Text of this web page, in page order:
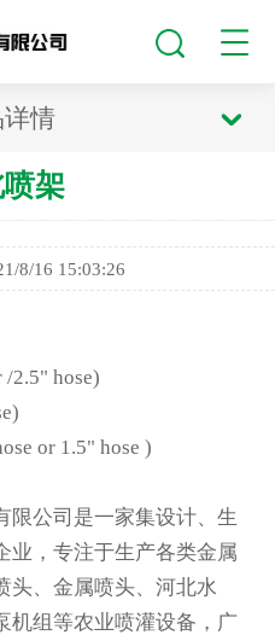
详情
架
8/16 15:03:26
2.5" hose)
or 1.5" hose )
限公司是一家集设计、生
业，专注于生产各类金属
头、金属喷头、河北水
机组等农业喷灌设备，广